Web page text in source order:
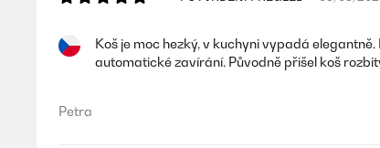
Koš je moc hezký, v kuchyni vypadá
automatické zavírání. Původně přišel koš
Petra